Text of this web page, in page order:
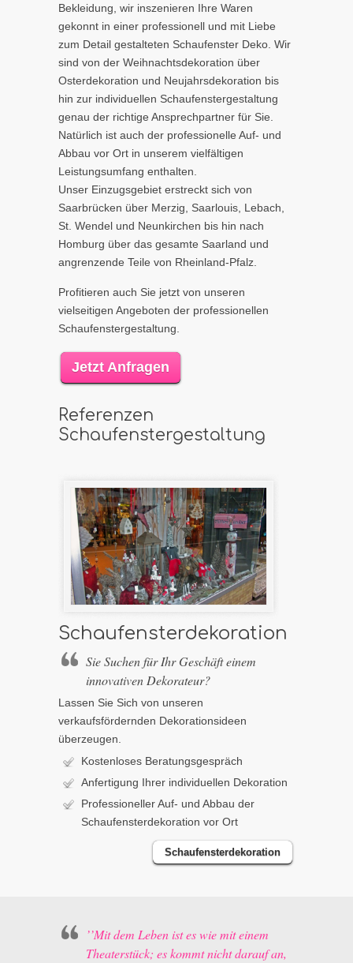
Bekleidung, wir inszenieren Ihre Waren
gekonnt in einer professionell und mit Liebe
zum Detail gestalteten Schaufenster Deko. Wir
sind von der Weihnachtsdekoration über
Osterdekoration und Neujahrsdekoration bis
hin zur individuellen Schaufenstergestaltung
genau der richtige Ansprechpartner für Sie.
Natürlich ist auch der professionelle Auf- und
Abbau vor Ort in unserem vielfältigen
Leistungsumfang enthalten.
Unser Einzugsgebiet erstreckt sich von
Saarbrücken über Merzig, Saarlouis, Lebach,
St. Wendel und Neunkirchen bis hin nach
Homburg über das gesamte Saarland und
angrenzende Teile von Rheinland-Pfalz.
Profitieren auch Sie jetzt von unseren
vielseitigen Angeboten der professionellen
Schaufenstergestaltung.
Jetzt Anfragen
Referenzen
Schaufenstergestaltung
Schaufensterdekoration
Sie Suchen für Ihr Geschäft einem
innovativen Dekorateur?
Lassen Sie Sich von unseren
verkaufsfördernden Dekorationsideen
überzeugen.
Kostenloses Beratungsgespräch
Anfertigung Ihrer individuellen Dekoration
Professioneller Auf- und Abbau der
Schaufensterdekoration vor Ort
Schaufensterdekoration
’’Mit dem Leben ist es wie mit einem
Theaterstück; es kommt nicht darauf an,